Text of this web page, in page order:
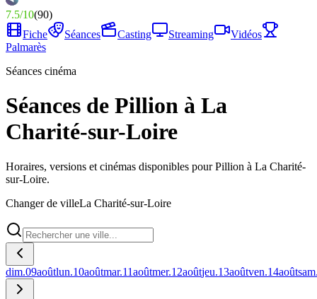
7.5/10(90)
Fiche
Séances Casting Streaming
Vidéos
Palmarès
Séances cinéma
Séances de Pillion à La
Charité-sur-Loire
Horaires, versions et cinémas disponibles pour Pillion à La Charité-
sur-Loire.
Changer de villeLa Charité-sur-Loire
dim.09aoûtlun.10aoûtmar.11aoûtmer.12aoûtjeu.13aoûtven.14août